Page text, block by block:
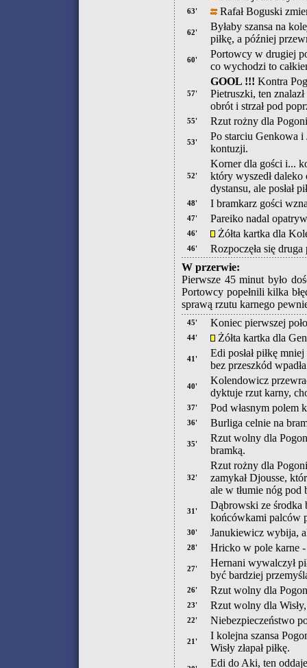
63' Rafał Boguski
62'
Byłaby szansa na
piłkę, a później
60'
Portowcy w drugiej
co wychodzi to
57'
GOOL !!! Kontra
Pietruszki, ten
obrót i strzał pod
55' Rzut rożny dla
53'
Po starciu Genkowa i
kontuzji.
52'
Korner dla gości i...
który wyszedł daleko
dystansu, ale posłał
48' I bramkarz gości
47' Pareiko nadal
46' Żółta kartka dla
46'
Rozpoczęła się druga
W przerwie:
Pierwsze 45 minut było
Portowcy popełnili kilka
sprawą rzutu karnego
45' Koniec pierwszej
44' Żółta kartka dla
41'
Edi posłał piłkę
bez przeszkód
40'
Kolendowicz
dyktuje rzut karny,
37' Pod własnym polem
36' Burliga celnie na
35'
Rzut wolny dla
bramką.
32'
Rzut rożny dla
zamykał Djousse,
ale w tłumie nóg pod
31'
Dąbrowski ze środka
końcówkami palców
30' Janukiewicz wybija,
28' Hricko w pole karne -
27'
Hernani wywalczył
być bardziej
26' Rzut wolny dla
23' Rzut wolny dla
22' Niebezpieczeństwo
21'
I kolejna szansa
Wisły złapał piłkę.
Edi do Aki, ten